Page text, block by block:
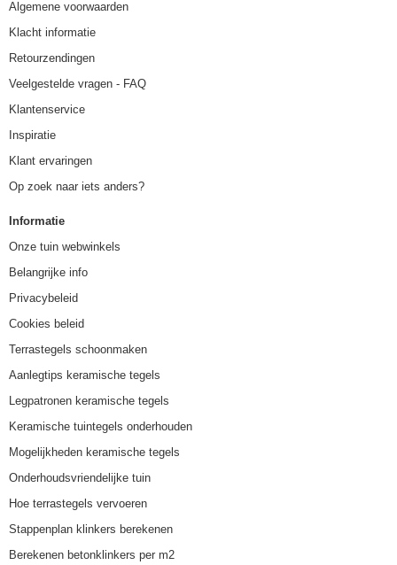
Algemene voorwaarden
Klacht informatie
Retourzendingen
Veelgestelde vragen - FAQ
Klantenservice
Inspiratie
Klant ervaringen
Op zoek naar iets anders?
Informatie
Onze tuin webwinkels
Belangrijke info
Privacybeleid
Cookies beleid
Terrastegels schoonmaken
Aanlegtips keramische tegels
Legpatronen keramische tegels
Keramische tuintegels onderhouden
Mogelijkheden keramische tegels
Onderhoudsvriendelijke tuin
Hoe terrastegels vervoeren
Stappenplan klinkers berekenen
Berekenen betonklinkers per m2